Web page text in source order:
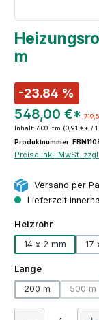
m
-23.84 %
548,00 €*
Inhalt: 600 lfm (0,91 €* /
Produktnummer:
Preise inkl. MwSt.
Versand per
Lieferzeit
Heizrohrauswählen
14 x 2 mm
17
Längeauswählen
200 m
500 m